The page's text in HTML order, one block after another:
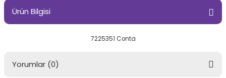
Ürün Bilgisi
7225351 Conta
Yorumlar (0)